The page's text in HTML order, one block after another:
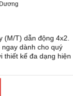
(M/T) dẫn động 4x2.
dành cho quý
thiết kế đa dạng hiện